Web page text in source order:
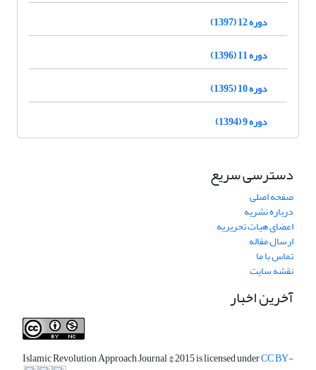
دوره 12 (1397)
دوره 11 (1396)
دوره 10 (1395)
دوره 9 (1394)
دسترسی سریع
صفحه اصلی
درباره نشریه
اعضای هیات تحریریه
ارسال مقاله
تماس با ما
نقشه سایت
آخرین اخبار
Islamic Revolution Approach Journal© 2015 is licensed underCC BY-